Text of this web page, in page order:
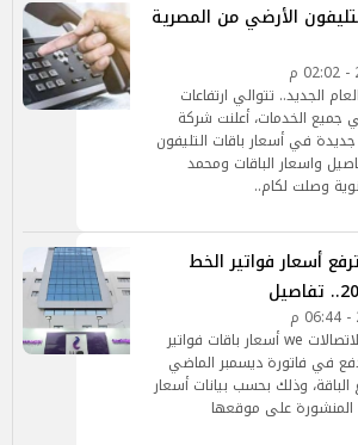
الأرضي من المصرية
الجديد.. تتوالي ارتفاعات
الخدمات، أعلنت شركة
جديدة في أسعار باقات التليفون
واسعار الباقات ومحمد
وصلت لكام..
أسعار فواتير الخط
رفعت الشركة المصرية للاتصالات we أسعار باقات فواتير
في فاتورة ديسمبر الماضي
وذلك بحسب بيانات أسعار
المنشورة على موقعها